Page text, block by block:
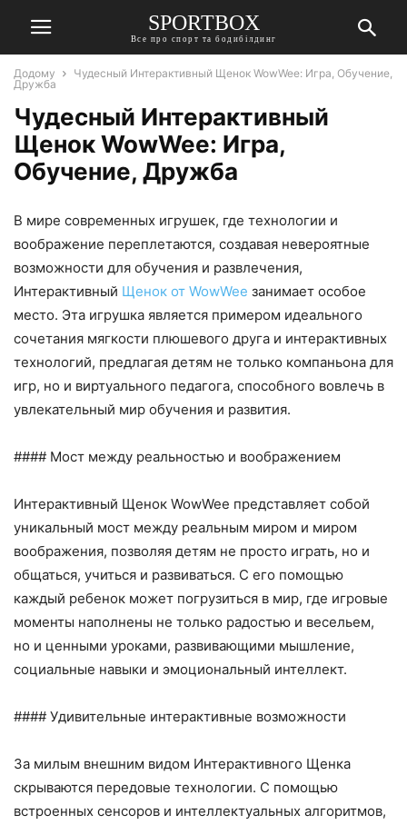
SPORTBOX
Все про спорт та бодибілдинг
Додому
Чудесный Интерактивный Щенок WowWee: Игра, Обучение,
Дружба
Чудесный Интерактивный
Щенок WowWee: Игра,
Обучение, Дружба
В мире современных игрушек, где технологии и
воображение переплетаются, создавая невероятные
возможности для обучения и развлечения,
Интерактивный Щенок от WowWee занимает особое
место. Эта игрушка является примером идеального
сочетания мягкости плюшевого друга и интерактивных
технологий, предлагая детям не только компаньона для
игр, но и виртуального педагога, способного вовлечь в
увлекательный мир обучения и развития.
#### Мост между реальностью и воображением
Интерактивный Щенок WowWee представляет собой
уникальный мост между реальным миром и миром
воображения, позволяя детям не просто играть, но и
общаться, учиться и развиваться. С его помощью
каждый ребенок может погрузиться в мир, где игровые
моменты наполнены не только радостью и весельем,
но и ценными уроками, развивающими мышление,
социальные навыки и эмоциональный интеллект.
#### Удивительные интерактивные возможности
За милым внешним видом Интерактивного Щенка
скрываются передовые технологии. С помощью
встроенных сенсоров и интеллектуальных алгоритмов,